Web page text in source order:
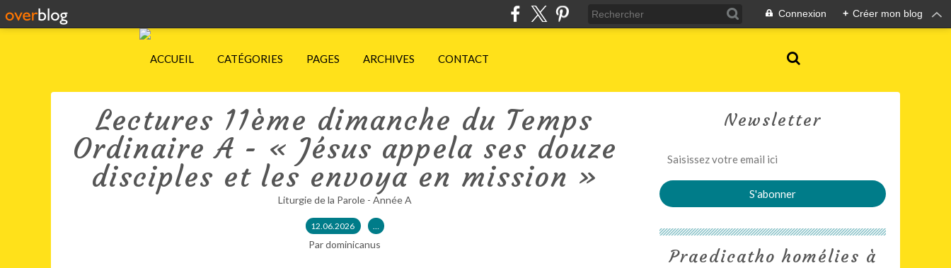
Connexion + Créer mon blog
ACCUEIL CATÉGORIES PAGES ARCHIVES CONTACT
Lectures 11ème dimanche du Temps
Ordinaire A - « Jésus appela ses douze
disciples et les envoya en mission »
Liturgie de la Parole - Année A
12.06.2026 …
Par dominicanus
Newsletter
Praedicatho homélies à